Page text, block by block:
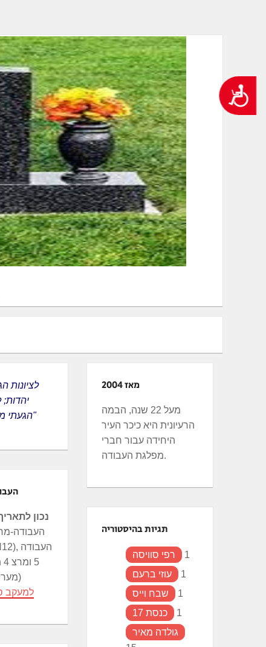
נגישות
יהדות;
הגעתי מתוך הגינות"
מאז 2004
מעל 22 שנה, הבמה
הרעיונית היא כיכר העיר
היחידה עבור חברי
מפלגת העבודה.
נכון לתאריך
למעקב
תגיות בהיסטוריה
רפי סוויסה
1
עוזי ברעם
1
שבח וייס
1
כנסת 17
1
גולדה מאיר